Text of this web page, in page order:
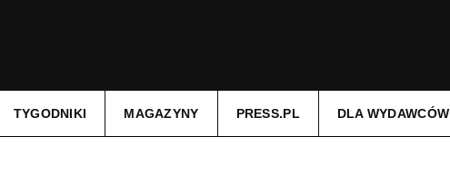
TYGODNIKI MAGAZYNY PRESS.PL DLA WYDAWCÓW